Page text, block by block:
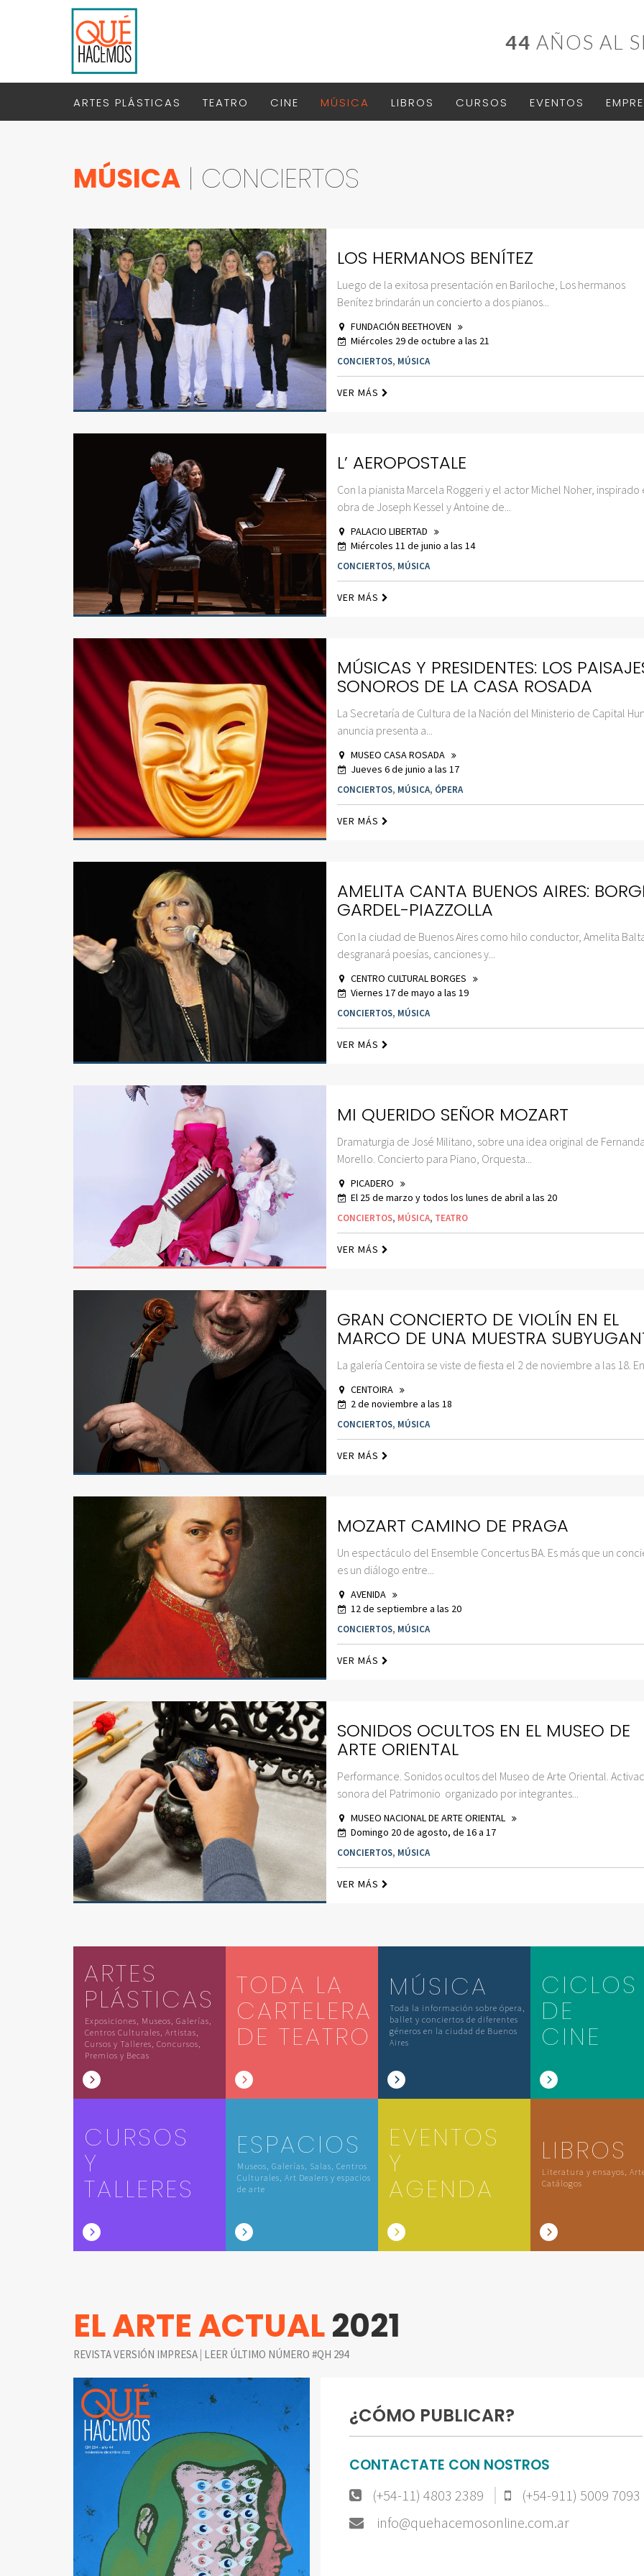
44 AÑOS AL
ARTES PLÁSTICAS TEATRO CINE MÚSICA LIBROS CURSOS EVENTOS
MÚSICA | CONCIERTOS
LOS HERMANOS BENÍTEZ
Luego de la exitosa presentación en Bariloche, Los hermanos
Benítez brindarán un concierto a dos pianos...
FUNDACIÓN BEETHOVEN
Miércoles 29 de octubre a las 21
CONCIERTOS, MÚSICA
VER MÁS
L’ AEROPOSTALE
Con la pianista Marcela Roggeri y el actor Michel Noher, inspirado
obra de Joseph Kessel y Antoine de...
PALACIO LIBERTAD
Miércoles 11 de junio a las 14
CONCIERTOS, MÚSICA
VER MÁS
MÚSICAS Y PRESIDENTES: LOS
SONOROS DE LA CASA ROSADA
La Secretaría de Cultura de la Nación del Ministerio de Capital
anuncia presenta a...
MUSEO CASA ROSADA
Jueves 6 de junio a las 17
CONCIERTOS, MÚSICA, ÓPERA
VER MÁS
AMELITA CANTA BUENOS AIRES:
GARDEL-PIAZZOLLA
Con la ciudad de Buenos Aires como hilo conductor, Amelita
desgranará poesías, canciones y...
CENTRO CULTURAL BORGES
Viernes 17 de mayo a las 19
CONCIERTOS, MÚSICA
VER MÁS
MI QUERIDO SEÑOR MOZART
Dramaturgia de José Militano, sobre una idea original de
Morello. Concierto para Piano, Orquesta...
PICADERO
El 25 de marzo y todos los lunes de abril a las 20
CONCIERTOS, MÚSICA, TEATRO
VER MÁS
GRAN CONCIERTO DE VIOLÍN EN EL
MARCO DE UNA MUESTRA
La galería Centoira se viste de fiesta el 2 de noviembre a las 18.
CENTOIRA
2 de noviembre a las 18
CONCIERTOS, MÚSICA
VER MÁS
MOZART CAMINO DE PRAGA
Un espectáculo del Ensemble Concertus BA. Es más que un
es un diálogo entre...
AVENIDA
12 de septiembre a las 20
CONCIERTOS, MÚSICA
VER MÁS
SONIDOS OCULTOS EN EL MUSEO DE
ARTE ORIENTAL
Performance. Sonidos ocultos del Museo de Arte Oriental.
sonora del Patrimonio organizado por integrantes...
MUSEO NACIONAL DE ARTE ORIENTAL
Domingo 20 de agosto, de 16 a 17
CONCIERTOS, MÚSICA
VER MÁS
ARTES
PLÁSTICAS
Exposiciones, Museos, Galerías,
Centros Culturales, Artistas,
Cursos y Talleres, Concursos,
Premios y Becas
TODA LA
CARTELERA
DE TEATRO
MÚSICA
Toda la información sobre ópera,
ballet y conciertos de diferentes
géneros en la ciudad de Buenos
Aires
CICLOS
DE
CINE
CURSOS
Y
TALLERES
ESPACIOS
Museos, Galerías, Salas, Centros
Culturales, Art Dealers y espacios
de arte
EVENTOS
Y
AGENDA
LIBROS
Literatura y ensayos,
Catálogos
EL ARTE ACTUAL2021
REVISTA VERSIÓN IMPRESA | LEER ÚLTIMO NÚMERO #QH 294
¿CÓMO PUBLICAR?
CONTACTATE CON NOSTROS
(+54-11) 4803 2389
(+54-911) 5009 7093
info@quehacemosonline.com.ar